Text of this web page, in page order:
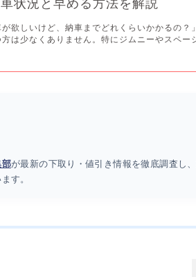
状況と早める方法を解説
が欲しいけど、納車までどれくらいかかるの？
は少なくありません。特にジムニーやスペー
部が最新の下取り・値引き情報を徹底調査し
す。